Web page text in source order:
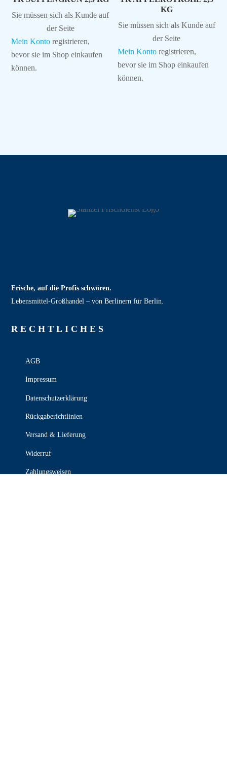
Sie müssen sich als Kunde auf
der Seite
Mein Konto registrieren,
bevor sie im Shop einkaufen
können.
KG
Sie müssen sich als Kunde auf
der Seite
Mein Konto registrieren,
bevor sie im Shop einkaufen
können.
Frische, auf die Profis schwören.
Lebensmittel‑Großhandel – von Berlinern für Berlin.
RECHT­LICHES
AGB
Impressum
Datenschutzerklärung
Rückgaberichtlinien
Versand & Lieferung
Widerruf
Zahlungsweisen